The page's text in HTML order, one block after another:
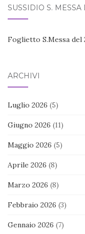
SUSSIDIO S.
Foglietto S.Messa del
ARCHIVI
Luglio 2026 (5)
Giugno 2026 (11)
Maggio 2026 (5)
Aprile 2026 (8)
Marzo 2026 (8)
Febbraio 2026 (3)
Gennaio 2026 (7)